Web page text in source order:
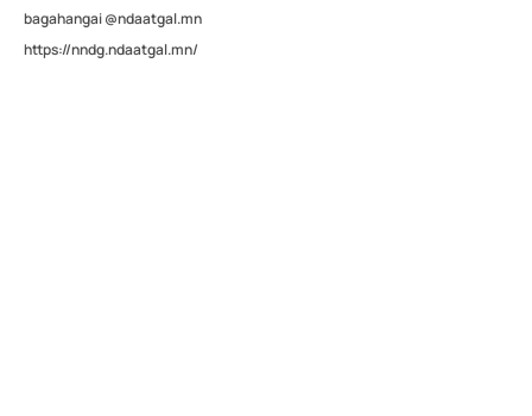
bagahangai @ndaatgal.mn
https://nndg.ndaatgal.mn/